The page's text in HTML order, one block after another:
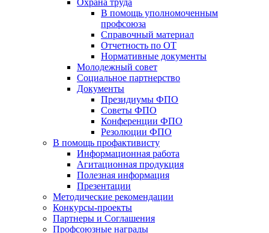
Охрана труда
В помощь уполномоченным
профсоюза
Справочный материал
Отчетность по ОТ
Нормативные документы
Молодежный совет
Социальное партнерство
Документы
Президиумы ФПО
Советы ФПО
Конференции ФПО
Резолюции ФПО
В помощь профактивисту
Информационная работа
Агитационная продукция
Полезная информация
Презентации
Методические рекомендации
Конкурсы-проекты
Партнеры и Соглашения
Профсоюзные награды